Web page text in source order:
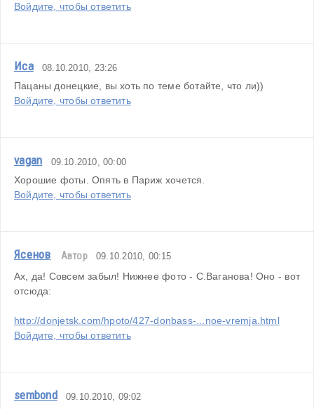
Войдите, чтобы ответить
Иса 08.10.2010, 23:26
Пацаны донецкие, вы хоть по теме ботайте, что ли))
Войдите, чтобы ответить
vagan 09.10.2010, 00:00
Хорошие фоты. Опять в Париж хочется.
Войдите, чтобы ответить
Ясенов Автор 09.10.2010, 00:15
Ах, да! Совсем забыл! Нижнее фото - С.Ваганова! Оно - вот
отсюда:
http://donjetsk.com/hpoto/427-donbass-...noe-vremja.html
Войдите, чтобы ответить
sembond 09.10.2010, 09:02